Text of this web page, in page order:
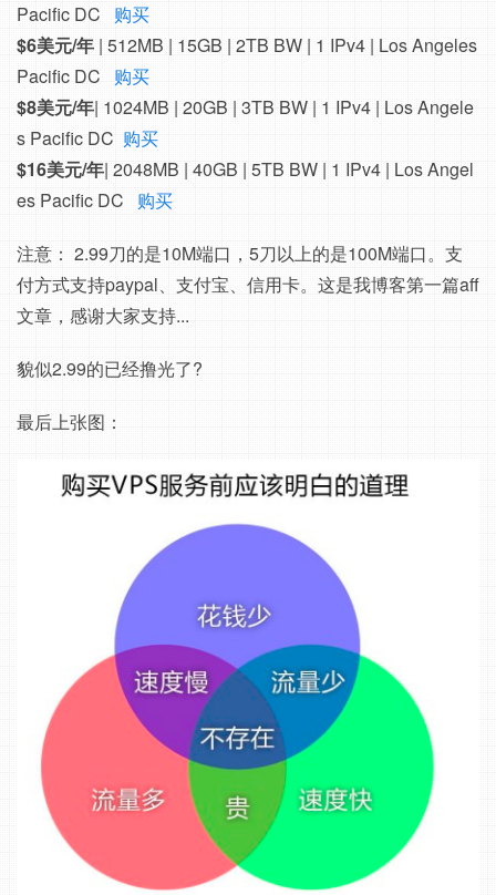
Pacific DC
购买
$6美元/年 | 512MB | 15GB | 2TB BW | 1 IPv4 | Los Angeles
Pacific DC 购买
$8美元/年| 1024MB | 20GB | 3TB BW | 1 IPv4 | Los Angele
s Pacific DC 购买
$16美元/年| 2048MB | 40GB | 5TB BW | 1 IPv4 | Los Angel
es Pacific DC 购买
注意： 2.99刀的是10M端口，5刀以上的是100M端口。支
付方式支持paypal、支付宝、信用卡。这是我博客第一篇aff
文章，感谢大家支持...
貌似2.99的已经撸光了?
最后上张图：